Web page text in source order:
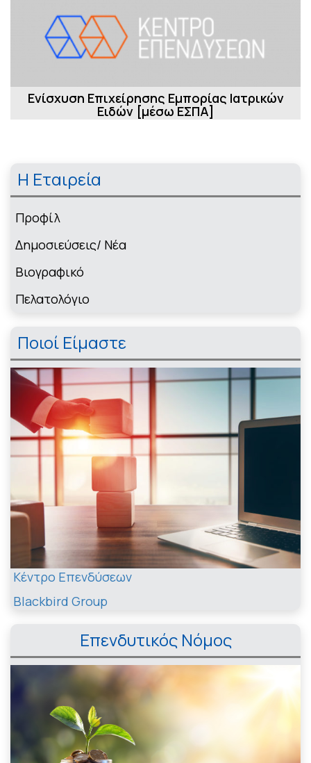
Ενίσχυση Επιχείρησης Εμπορίας Ιατρικών
Ειδών [μέσω ΕΣΠΑ]
Η Εταιρεία
Πρoφίλ
Δημοσιεύσεις/ Νέα
Βιογραφικό
Πελατολόγιο
Ποιοί Είμαστε
Κέντρο Επενδύσεων
Blackbird Group
Επενδυτικός Νόμος